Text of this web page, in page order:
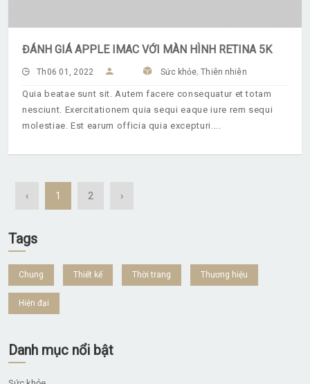
ĐÁNH GIÁ APPLE IMAC VỚI MÀN HÌNH RETINA 5K
Th06 01, 2022 Sức khỏe,Thiên nhiên
Quia beatae sunt sit. Autem facere consequatur et totam
nesciunt. Exercitationem quia sequi eaque iure rem sequi
molestiae. Est earum officia quia excepturi.
‹ 1 2 ›
Tags
Chung Thiết kế Thời trang Thương hiệu
Hiện đại
Danh mục nổi bật